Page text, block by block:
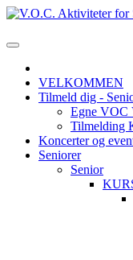
VELKOMMEN
Tilmeld dig -
Egne VOC
Tilmelding
Koncerter og
Seniorer
Senior